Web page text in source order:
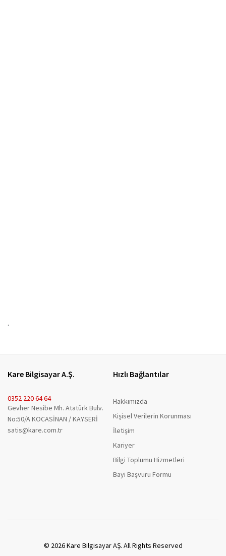
.
Kare Bilgisayar A.Ş.
0352 220 64 64
Gevher Nesibe Mh. Atatürk Bulv.
No:50/A KOCASİNAN / KAYSERİ
satis@kare.com.tr
Hızlı Bağlantılar
Hakkımızda
Kişisel Verilerin Korunması
İletişim
Kariyer
Bilgi Toplumu Hizmetleri
Bayi Başvuru Formu
© 2026 Kare Bilgisayar AŞ. All Rights Reserved